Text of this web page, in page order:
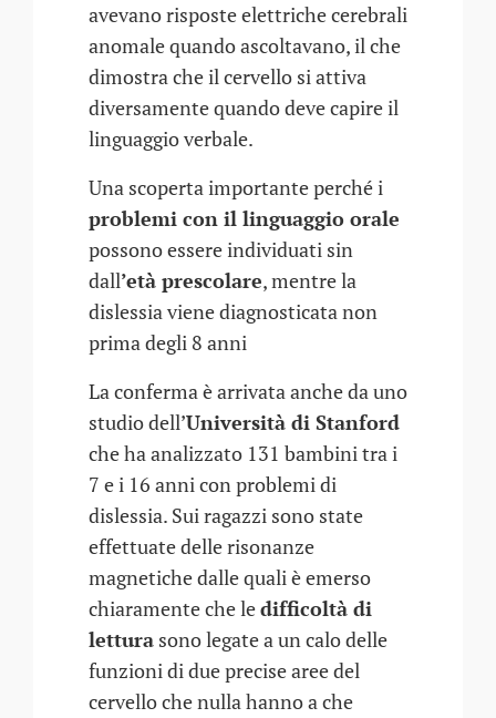
avevano risposte elettriche cerebrali
anomale quando ascoltavano, il che
dimostra che il cervello si attiva
diversamente quando deve capire il
linguaggio verbale.
Una scoperta importante perché i
problemi con il linguaggio orale
possono essere individuati sin
dall’età prescolare, mentre la
dislessia viene diagnosticata non
prima degli 8 anni
La conferma è arrivata anche da uno
studio dell’Università di Stanford
che ha analizzato 131 bambini tra i
7 e i 16 anni con problemi di
dislessia. Sui ragazzi sono state
effettuate delle risonanze
magnetiche dalle quali è emerso
chiaramente che ledifficoltà di
lettura sono legate a un calo delle
funzioni di due precise aree del
cervello che nulla hanno a che